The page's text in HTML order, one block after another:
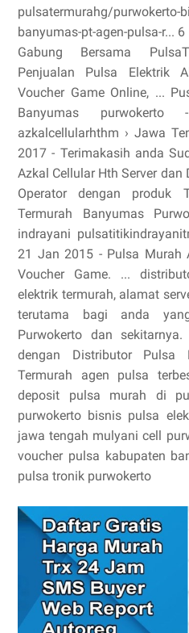
pulsatermurahg/purwokerto-
banyumas-pt-agen-pulsa-r...
Gabung Bersama
Penjualan Pulsa Elektrik
Voucher Game Online, ...
Banyumas
azkalcellularhthm › Jawa
2017 - Terimakasih anda
Azkal Cellular Hth Server
Operator dengan produk
Termurah Banyumas
indrayani
21 Jan 2015 - Pulsa Murah
Voucher Game. ...
elektrik termurah, alamat
terutama bagi anda
Purwokerto dan
dengan Distributor Pulsa
Termurah agen pulsa
deposit pulsa murah di
purwokerto bisnis pulsa
jawa tengah mulyani cell
voucher pulsa kabupaten
pulsa tronik purwokerto